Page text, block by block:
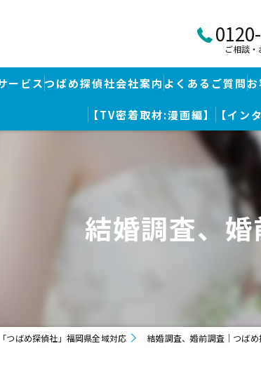
ご相談
ービス
調査
調査・結婚調査・身辺調査
調査・人探し
つばめ探偵社会社案内
つばめ探偵社｜福岡市博多区福岡空港前本部
つばめ探偵社 赤坂大手門事務所
久留米つばめ探偵社｜西鉄久留米駅より徒
よくあるご質問
【TV密着取材:漫画編】 【イン
結婚調査、
「つばめ探偵社」福岡県全域対応 結婚調査、婚前調査｜つば